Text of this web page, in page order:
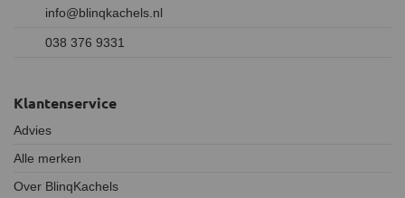
info@blinqkachels.nl
038 376 9331
Klantenservice
Advies
Alle merken
Over BlinqKachels